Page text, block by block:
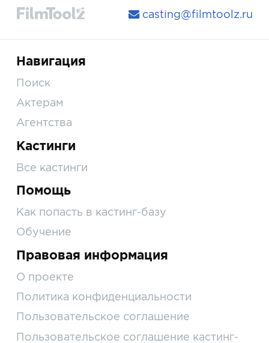
casting@filmtoolz.ru
Навигация
Поиск
Актерам
Агентства
Кастинги
Все кастинги
Помощь
Как попасть в кастинг-базу
Обучение
Правовая информация
О проекте
Политика конфиденциальности
Пользовательское соглашение
Пользовательское соглашение кастинг-